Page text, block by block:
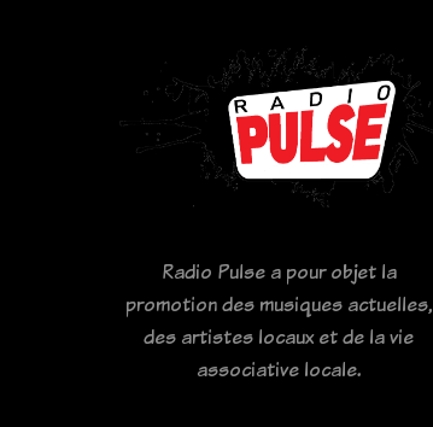
Radio Pulse a pour objet la
promotion des musiques actuelles,
des artistes locaux et de la vie
associative locale.